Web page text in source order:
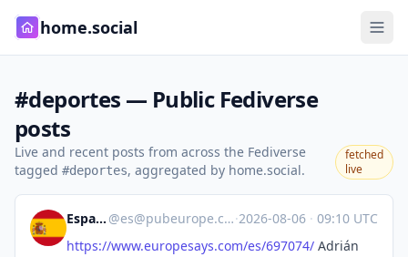
home.social
#deportes — Public Fediverse
posts
Live and recent posts from across the Fediverse
tagged #deportes, aggregated by home.social.
fetched
live
España @es@pubeurope.com ·2026-08-06 · 09:10 UTC
https://www.europesays.com/es/697074/ Adrián